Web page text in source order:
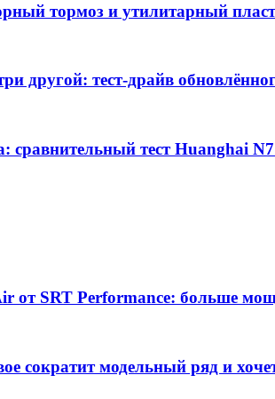
тормоз и утилитарный
другой: тест-драйв
сравнительный тест Huanghai
от SRT Performance: больше
сократит модельный ряд и